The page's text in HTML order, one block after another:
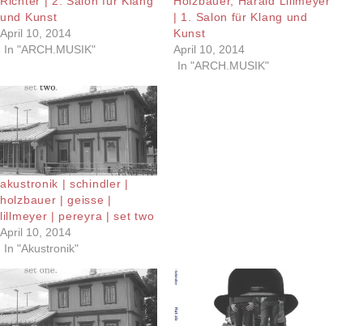
und Kunst
April 10, 2014
In "ARCH.MUSIK"
| 1. Salon für Klang und
Kunst
April 10, 2014
In "ARCH.MUSIK"
akustronik | schindler |
holzbauer | geisse |
lillmeyer | pereyra | set two
April 10, 2014
In "Akustronik"